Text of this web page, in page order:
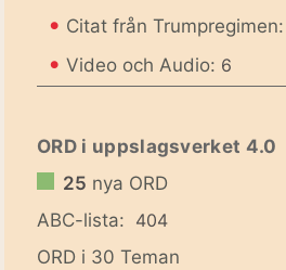
• Citat från Trumpregimen:
• Video och Audio: 6
ORD i uppslagsverket 4.0
25 nya ORD
ABC-lista: 404
ORD i 30 Teman